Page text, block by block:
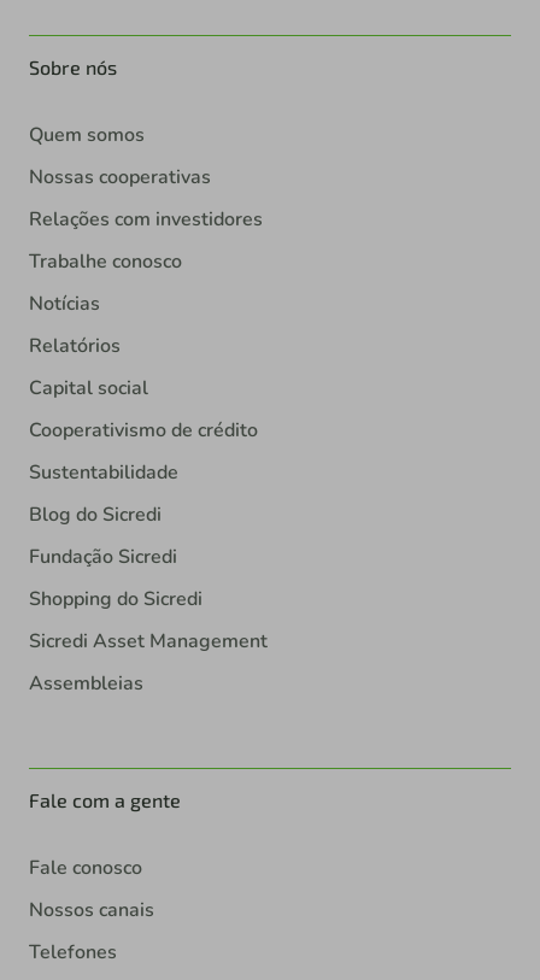
Sobre nós
Quem somos
Nossas cooperativas
Relações com investidores
Trabalhe conosco
Notícias
Relatórios
Capital social
Cooperativismo de crédito
Sustentabilidade
Blog do Sicredi
Fundação Sicredi
Shopping do Sicredi
Sicredi Asset Management
Assembleias
Fale com a gente
Fale conosco
Nossos canais
Telefones